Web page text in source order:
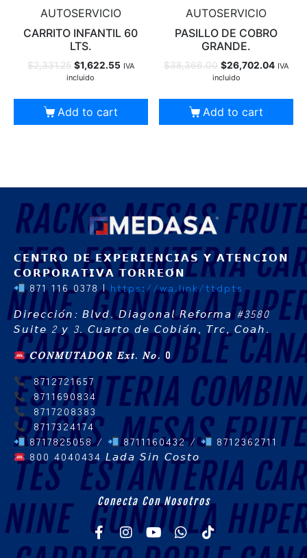
AUTOSERVICIO
CARRITO INFANTIL 60
LTS.
$2,331.25 $1,622.55 IVA
incluido
Add to cart
AUTOSERVICIO
PASILLO DE COBRO
GRANDE.
$38,366.00 $26,702.04 IVA
incluido
Add to cart
𝗖𝗘𝗡𝗧𝗥𝗢 𝗗𝗘 𝗘𝗫𝗣𝗘𝗥𝗜𝗘𝗡𝗖𝗜𝗔𝗦 𝗬 𝗔𝗧𝗘𝗡𝗖𝗜𝗢𝗡
𝗖𝗢𝗥𝗣𝗢𝗥𝗔𝗧𝗜𝗩𝗔 𝗧𝗢𝗥𝗥𝗘𝗢́𝗡
871 116 0378 |https://wa.link/ttdpts
𝘋𝘪𝘳𝘦𝘤𝘤𝘪𝘰́𝘯: 𝘉𝘭𝘷𝘥. 𝘋𝘪𝘢𝘨𝘰𝘯𝘢𝘭 𝘙𝘦𝘧𝘰𝘳𝘮𝘢 #3580
𝘚𝘶𝘪𝘵𝘦 2 𝘺 3. 𝘊𝘶𝘢𝘳𝘵𝘰 𝘥𝘦 𝘊𝘰𝘣𝘪𝘢́𝘯, 𝘛𝘳𝘤, 𝘊𝘰𝘢𝘩.
𝐶𝑂𝑁𝑀𝑈𝑇𝐴𝐷𝑂𝑅 𝐸𝑥𝑡. 𝑁𝑜. 0
8712721657
8711690834
8717208383
8717324174
8717825058 /
8711160432 /
8712362711
800 4040434𝘓𝘢𝘥𝘢 𝘚𝘪𝘯 𝘊𝘰𝘴𝘵𝘰
Conecta Con Nosotros